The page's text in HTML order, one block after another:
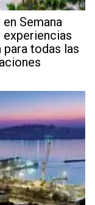
Semana
experiencias
para todas las